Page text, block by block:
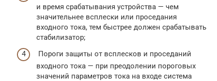
и время срабатывания устройства — чем
значительнее всплески или проседания
входного тока, тем быстрее должен срабатывать
стабилизатор;
Пороги защиты от всплесков и проседаний
входного тока — при преодолении пороговых
значений параметров тока на входе система